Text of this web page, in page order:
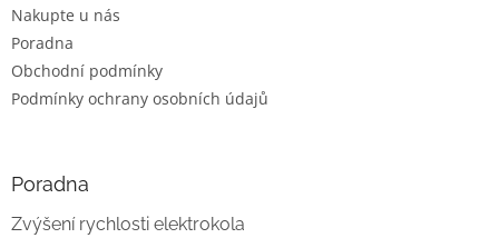
Nakupte u nás
Poradna
Obchodní podmínky
Podmínky ochrany osobních údajů
Poradna
Zvýšení rychlosti elektrokola